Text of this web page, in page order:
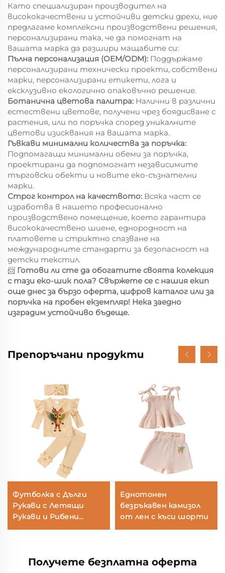
Като специализиран производител на
висококачествени и устойчиви детски дрехи, ние
предлагаме комплексни производствени решения,
персонализирани така, че да помогнат на
вашата марка да разшири мащабите си:
Пълна персонализация (OEM/ODM): Поддържаме
персонализирани технически проекти, собствени
марки, персонализирани етикети, лога и
ексклузивно екологично опаковъчно решение.
Ботанична цветова палитра: Налични в различни
естествени цветове, получени чрез боядисване с
растения, или по поръчка според уникалните
цветови изисквания на вашата марка.
Гъвкави минимални количества за поръчка:
Подпомагащи минимални обеми за поръчка,
проектирани да подпомогнат независимите
търговски обекти и новите еко-съзнателни
марки.
Строг контрол на качеството: Всяка част се
изработва в нашето професионално
производствено помещение, което гарантира
висококачествено шиене, еднородност на
платовете и стриктно спазване на
международните стандарти за безопасност на
детски текстил.
📨 Готови ли сте да обогатите своята колекция
с тази еко-шик пола? Свържете се с нашия екип
още днес за бързо оферта, цифров каталог или за
поръчка на пробен екземпляр! Нека заедно
изградим устойчиво бъдеще.
Препоръчани продукти
Футболка с Дълги
Рукави с Летящи
Рукави и Рибени
Еднотонен
безръкавен камизол
от лен с къси шорти
Получете безплатна оферта